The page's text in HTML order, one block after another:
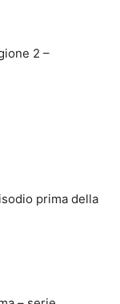
2 –
prima della